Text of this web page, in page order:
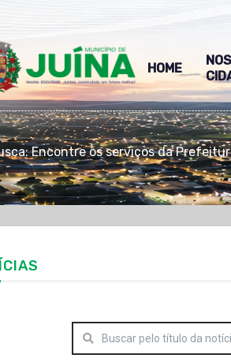
HOME
Encontre os serviços da